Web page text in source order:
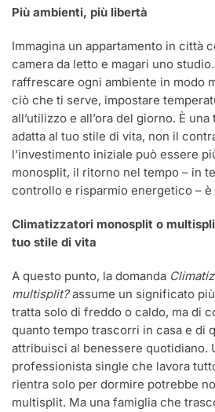
Più ambienti, più libertà
Immagina un appartamento in città
camera da letto e magari uno
raffrescare ogni ambiente in modo
ciò che ti serve, impostare
all’utilizzo e all’ora del giorno. È
adatta al tuo stile di vita, non il
l’investimento iniziale può essere
monosplit, il ritorno nel tempo – in
controllo e risparmio energetico –
Climatizzatori monosplit o
tuo stile di vita
A questo punto, la domanda
multisplit?assume un significato
tratta solo di freddo o caldo, ma di
quanto tempo trascorri in casa e di
attribuisci al benessere quotidiano.
professionista single che lavora
rientra solo per dormire potrebbe
multisplit. Ma una famiglia che